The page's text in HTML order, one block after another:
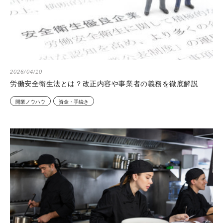
2026/04/10
労働安全衛生法とは？改正内容や事業者の義務を徹底解説
開業ノウハウ 資金・手続き